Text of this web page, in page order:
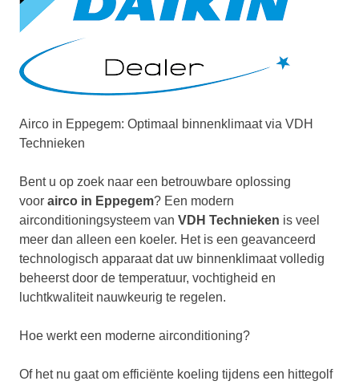
Airco in Eppegem: Optimaal binnenklimaat via VDH
Technieken
Bent u op zoek naar een betrouwbare oplossing
voor airco in Eppegem? Een modern
airconditioningsysteem van VDH Technieken is veel
meer dan alleen een koeler. Het is een geavanceerd
technologisch apparaat dat uw binnenklimaat volledig
beheerst door de temperatuur, vochtigheid en
luchtkwaliteit nauwkeurig te regelen.
Hoe werkt een moderne airconditioning?
Of het nu gaat om efficiënte koeling tijdens een hittegolf